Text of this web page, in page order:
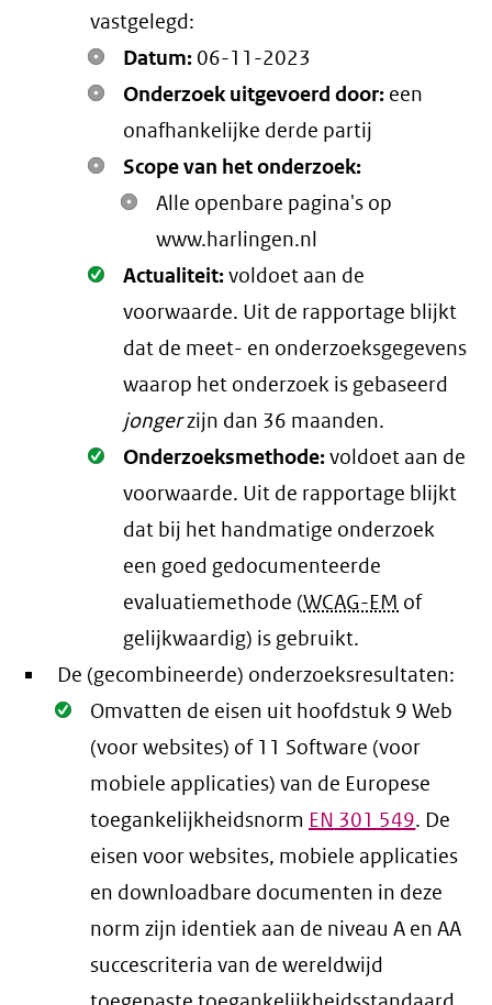
vastgelegd:
Datum: 06-11-2023
Onderzoek uitgevoerd door: een
onafhankelijke derde partij
Scope van het onderzoek:
Alle openbare pagina's op
www.harlingen.nl
Oké.
Actualiteit:voldoet aan de
voorwaarde. Uit de rapportage blijkt
dat de meet- en onderzoeksgegevens
waarop het onderzoek is gebaseerd
jongerzijn dan 36 maanden.
Oké.
Onderzoeksmethode:voldoet aan de
voorwaarde. Uit de rapportage blijkt
dat bij het handmatige onderzoek
een goed gedocumenteerde
evaluatiemethode (WCAG-EM of
gelijkwaardig) is gebruikt.
De (gecombineerde) onderzoeksresultaten:
Oké.
Omvatten de eisen uit hoofdstuk 9 Web
(voor websites) of 11 Software (voor
mobiele applicaties) van de Europese
toegankelijkheidsnorm EN 301 549. De
eisen voor websites, mobiele applicaties
en downloadbare documenten in deze
norm zijn identiek aan de niveau A en AA
succescriteria van de wereldwijd